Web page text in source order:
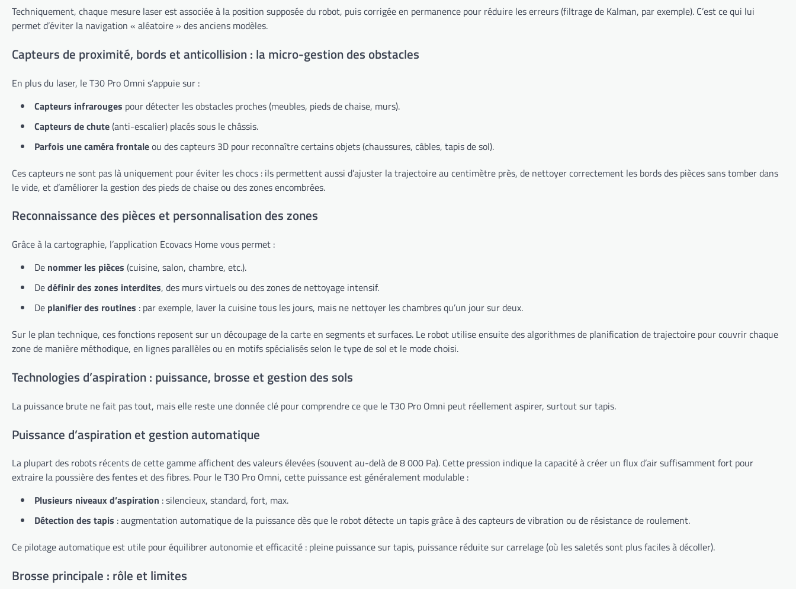
Techniquement, chaque mesure laser est associée à la position supposée du robot, puis corrigée en permanence pour réduire les erreurs (filtrage de Kalman, par exemple). C’est ce qui lui
permet d’éviter la navigation « aléatoire » des anciens modèles.
Capteurs de proximité, bords et anticollision : la micro-gestion des obstacles
En plus du laser, le T30 Pro Omni s’appuie sur :
Capteurs infrarouges pour détecter les obstacles proches (meubles, pieds de chaise, murs).
Capteurs de chute(anti-escalier) placés sous le châssis.
Parfois une caméra frontaleou des capteurs 3D pour reconnaître certains objets (chaussures, câbles, tapis de sol).
Ces capteurs ne sont pas là uniquement pour éviter les chocs : ils permettent aussi d’ajuster la trajectoire au centimètre près, de nettoyer correctement les bords des pièces sans tomber dans
le vide, et d’améliorer la gestion des pieds de chaise ou des zones encombrées.
Reconnaissance des pièces et personnalisation des zones
Grâce à la cartographie, l’application Ecovacs Home vous permet :
De nommer les pièces (cuisine, salon, chambre, etc.).
Dedéfinir des zones interdites, des murs virtuels ou des zones de nettoyage intensif.
De planifier des routines : par exemple, laver la cuisine tous les jours, mais ne nettoyer les chambres qu’un jour sur deux.
Sur le plan technique, ces fonctions reposent sur un découpage de la carte en segments et surfaces. Le robot utilise ensuite des algorithmes de planification de trajectoire pour couvrir chaque
zone de manière méthodique, en lignes parallèles ou en motifs spécialisés selon le type de sol et le mode choisi.
Technologies d’aspiration : puissance, brosse et gestion des sols
La puissance brute ne fait pas tout, mais elle reste une donnée clé pour comprendre ce que le T30 Pro Omni peut réellement aspirer, surtout sur tapis.
Puissance d’aspiration et gestion automatique
La plupart des robots récents de cette gamme affichent des valeurs élevées (souvent au-delà de 8 000 Pa). Cette pression indique la capacité à créer un flux d’air suffisamment fort pour
extraire la poussière des fentes et des fibres. Pour le T30 Pro Omni, cette puissance est généralement modulable :
Plusieurs niveaux d’aspiration : silencieux, standard, fort, max.
Détection des tapis : augmentation automatique de la puissance dès que le robot détecte un tapis grâce à des capteurs de vibration ou de résistance de roulement.
Ce pilotage automatique est utile pour équilibrer autonomie et efficacité : pleine puissance sur tapis, puissance réduite sur carrelage (où les saletés sont plus faciles à décoller).
Brosse principale : rôle et limites